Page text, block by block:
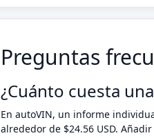
Preguntas
¿Cuánto cuesta
En autoVIN, un informe
alrededor de $24.56 USD.